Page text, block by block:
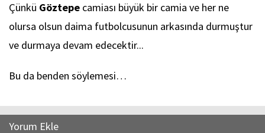
Çünkü Göztepe camiası büyük bir camia ve her ne
olursa olsun daima futbolcusunun arkasında durmuştur
ve durmaya devam edecektir...
Bu da benden söylemesi…
Yorum Ekle